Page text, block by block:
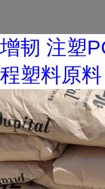
增韧 注塑
程塑料原料